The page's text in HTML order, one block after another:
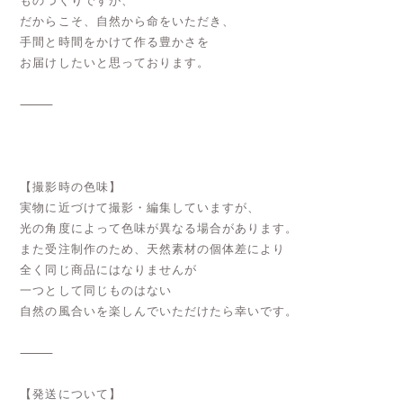
だからこそ、自然から命をいただき、
手間と時間をかけて作る豊かさを
お届けしたいと思っております。
⸻
【撮影時の色味】
実物に近づけて撮影・編集していますが、
光の角度によって色味が異なる場合があります。
また受注制作のため、天然素材の個体差により
全く同じ商品にはなりませんが
一つとして同じものはない
自然の風合いを楽しんでいただけたら幸いです。
⸻
【発送について】